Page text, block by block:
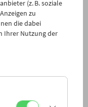
(z. B. soziale
zu
die dabei
Ihrer Nutzung der